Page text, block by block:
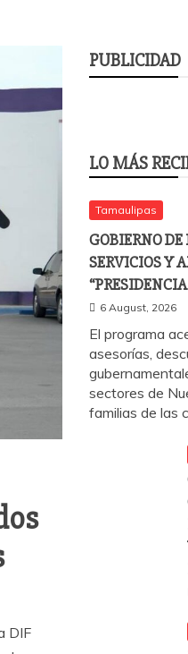
DIF
PUBLICIDAD
LO MÁS
Tamaulipas
GOBIERNO DE
SERVICIOS Y
6 August, 2026
El programa
asesorías,
sectores de
familias de las